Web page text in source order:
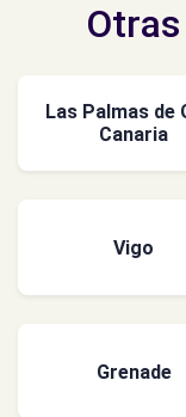
Las Palmas de
Canaria
Vigo
Grenade